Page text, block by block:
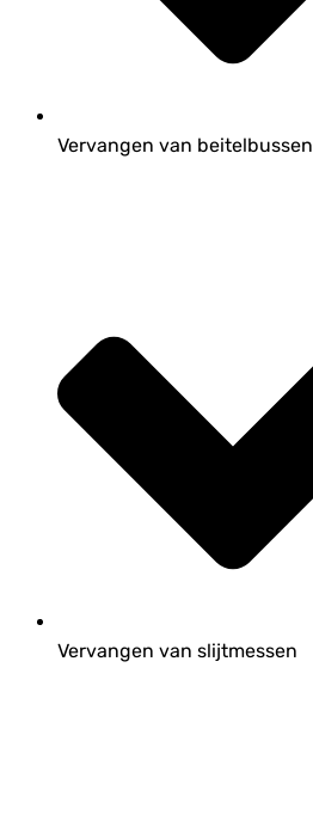
Vervangen van beitelbussen
Vervangen van slijtmessen